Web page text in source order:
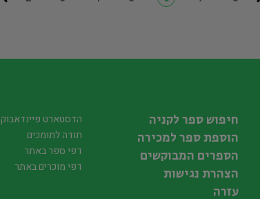
חיפוש ספר לקניה
הוספת ספר למכירה
הספרים המבוקשים
הצהרת נגישות
עזרה
הדסטארט פיינדאבוק
תודה לתומכים
דפי ספר באתר
דפי מוכרים באתר